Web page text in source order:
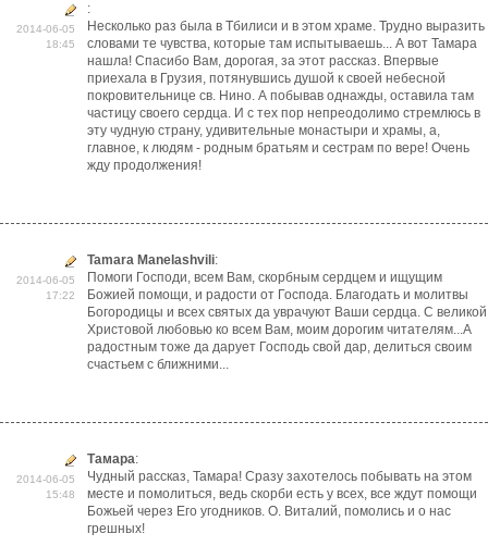
2014-06-05
18:45
:
Несколько раз была в Тбилиси и в этом храме. Трудно выразить
словами те чувства, которые там испытываешь... А вот Тамара
нашла! Спасибо Вам, дорогая, за этот рассказ. Впервые
приехала в Грузия, потянувшись душой к своей небесной
покровительнице св. Нино. А побывав однажды, оставила там
частицу своего сердца. И с тех пор непреодолимо стремлюсь в
эту чудную страну, удивительные монастыри и храмы, а,
главное, к людям - родным братьям и сестрам по вере! Очень
жду продолжения!
2014-06-05
17:22
Tamara Manelashvili:
Помоги Господи, всем Вам, скорбным сердцем и ищущим
Божией помощи, и радости от Господа. Благодать и молитвы
Богородицы и всех святых да уврачуют Ваши сердца. С великой
Христовой любовью ко всем Вам, моим дорогим читателям...А
радостным тоже да дарует Господь свой дар, делиться своим
счастьем с ближними...
2014-06-05
15:48
Тамара:
Чудный рассказ, Тамара! Сразу захотелось побывать на этом
месте и помолиться, ведь скорби есть у всех, все ждут помощи
Божьей через Его угодников. О. Виталий, помолись и о нас
грешных!